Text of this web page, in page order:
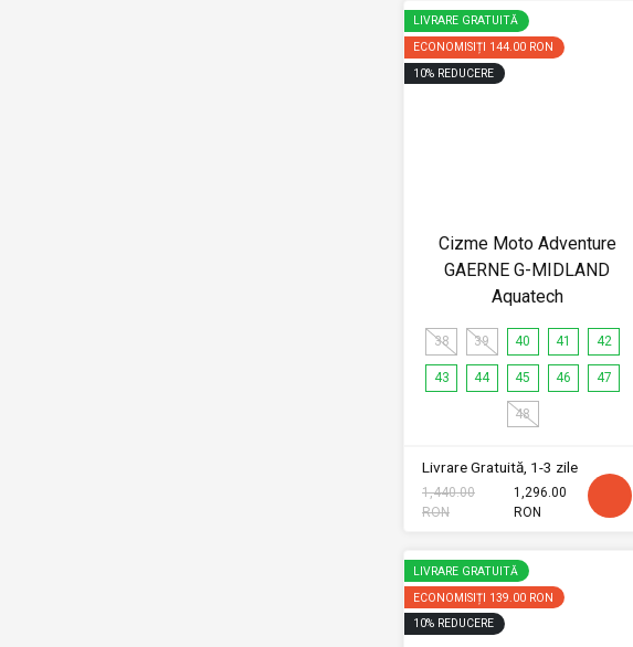
LIVRARE GRATUITĂ
ECONOMISIȚI 144.00 RON
10% REDUCERE
Cizme Moto Adventure
GAERNE G-MIDLAND
Aquatech
38 39 40 41 42
43 44 45 46 47
48
Livrare Gratuită, 1-3 zile
1,440.00
RON
1,296.00
RON
LIVRARE GRATUITĂ
ECONOMISIȚI 139.00 RON
10% REDUCERE